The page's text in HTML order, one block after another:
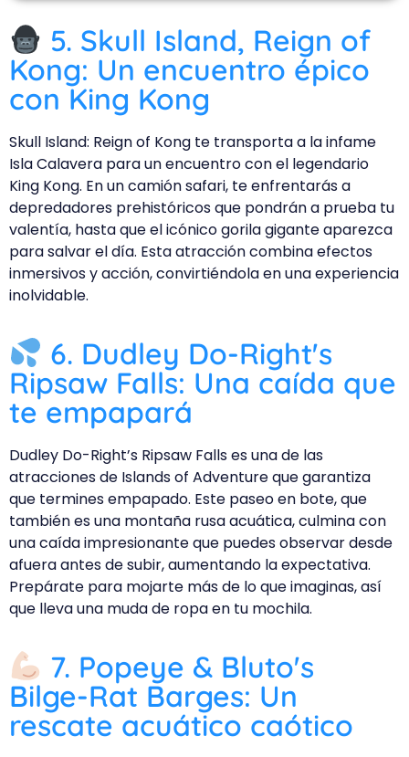
5. Skull Island, Reign of
Kong: Un encuentro épico
con King Kong
Skull Island: Reign of Kong te transporta a la infame
Isla Calavera para un encuentro con el legendario
King Kong. En un camión safari, te enfrentarás a
depredadores prehistóricos que pondrán a prueba tu
valentía, hasta que el icónico gorila gigante aparezca
para salvar el día. Esta atracción combina efectos
inmersivos y acción, convirtiéndola en una experiencia
inolvidable.
6. Dudley Do-Right's
Ripsaw Falls: Una caída que
te empapará
Dudley Do-Right’s Ripsaw Falls es una de las
atracciones de Islands of Adventure que garantiza
que termines empapado. Este paseo en bote, que
también es una montaña rusa acuática, culmina con
una caída impresionante que puedes observar desde
afuera antes de subir, aumentando la expectativa.
Prepárate para mojarte más de lo que imaginas, así
que lleva una muda de ropa en tu mochila.
7. Popeye & Bluto's
Bilge-Rat Barges: Un
rescate acuático caótico